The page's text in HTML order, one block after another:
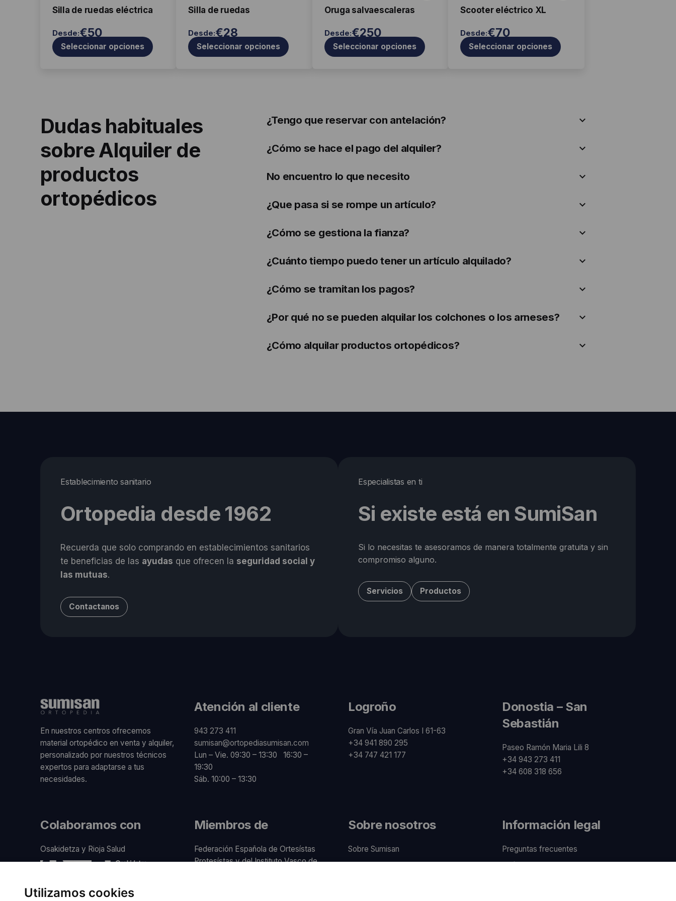
Utilizamos cookies
Silla de ruedas eléctrica
Desde:€50
Seleccionar opciones
en
página
de
Silla de ruedas
Desde:€28
Seleccionar opciones
en
página
de
Oruga salvaescaleras
Desde:€250
Seleccionar opciones
en
página
de
Scooter eléctrico XL
Desde:€70
Seleccionar opciones
en
página
de
Dudas habituales
sobre Alquiler de
productos
ortopédicos
¿Tengo que reservar con antelación?
¿Cómo se hace el pago del alquiler?
No encuentro lo que necesito
¿Que pasa si se rompe un artículo?
¿Cómo se gestiona la fianza?
¿Cuánto tiempo puedo tener un artículo alquilado?
¿Cómo se tramitan los pagos?
¿Por qué no se pueden alquilar los colchones o los arneses?
¿Cómo alquilar productos ortopédicos?
Establecimiento sanitario
Ortopedia desde 1962
Recuerda que solo comprando en establecimientos sanitarios
te beneficias de las ayudas que ofrecen la seguridad social y
las mutuas.
Contactanos
Especialistas en ti
Si existe está en SumiSan
Si lo necesitas te asesoramos de manera totalmente gratuita y sin
compromiso alguno.
Servicios Productos
En nuestros centros ofrecemos
material ortopédico en venta y alquiler,
personalizado por nuestros técnicos
expertos para adaptarse a tus
necesidades.
Atención al cliente
943 273 411
sumisan@ortopediasumisan.com
Lun – Vie. 09:30 – 13:30 16:30 –
19:30
Sáb. 10:00 – 13:30
Logroño
Gran Vía Juan Carlos I 61-63
+34 941 890 295
+34 747 421 177
Donostia – San
Sebastián
Paseo Ramón Maria Lili 8
+34 943 273 411
+34 608 318 656
Colaboramos con
Osakidetza y Rioja Salud
Miembros de
Federación Española de Ortesístas
Protesístas y del Instituto Vasco de
Sobre nosotros
Sobre Sumisan
Nuestros centros
Información legal
Preguntas frecuentes
Política de Cookies